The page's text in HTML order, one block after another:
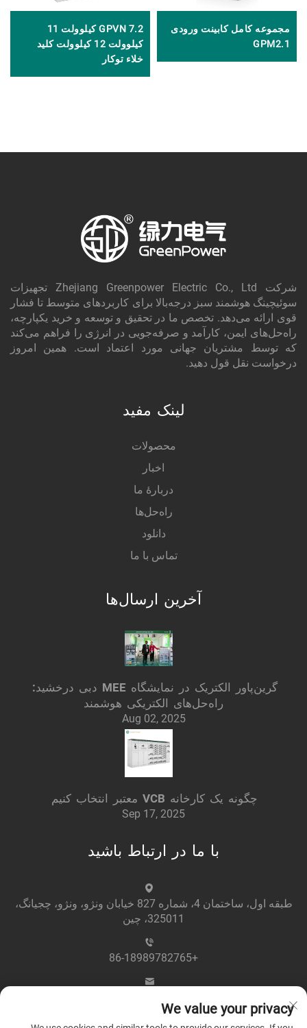
مجموعه کامل کابینت ورودی
GPM2.1
GPVN 7.2 کیلوولت 11
کیلوولت 12 کیلوولت کلید
خلاء توکار
شرکت Zhejiang Greenpower Electric Co., Ltd تجهیزات
سوئیچینگ هوشمند سبز درجه‌بالا برای کاربردهای متوسط تا فشار
قوی ارائه می‌دهد. تخصص ما در تحقیق و توسعه و خرید یکپارچه،
راه‌حل‌های ایمن، کارآمد و صرفه‌جویی در انرژی را فراهم می‌کند
که توسط مشتریان جهانی مورد اعتماد است. همین امروز
درخواست نقل قول دهید.
لینک مفید
محصولات
اخبار
دربارهٔ ما
راه‌حل‌ها
دانلود
تماس با ما
آخرین ارسال‌ها
گرین‌پاور الکتریک در نمایشگاه MEE دبی درخشید:
راه‌حل‌های الکتریکی هوشمند
Aug 02, 2025
چگونه یک کارخانه VCB معتبر انتخاب کنیم
Sep 17, 2025
با ما در ارتباط باشید
طبقه اول، ساختمان 4، شماره 827 خیابان ونژو، ونژو، چجیانگ،
325011، چین
+86-18989782765
We value your privacy